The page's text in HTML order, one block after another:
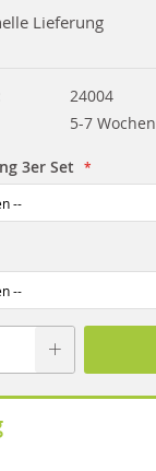
Lieferung
24004
5-7 Wochen
3er Set